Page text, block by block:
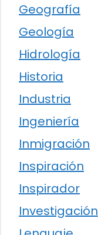
Geografía
Geología
Hidrología
Historia
Industria
Ingeniería
Inmigración
Inspiración
Inspirador
Investigación